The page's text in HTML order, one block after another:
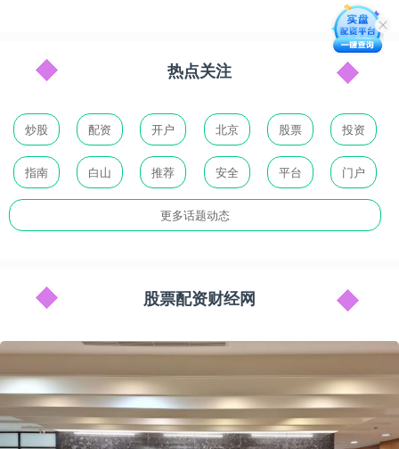
热点关注
炒股 配资 开户 北京 股票 投资
指南 白山 推荐 安全 平台 门户
更多话题动态
股票配资财经网